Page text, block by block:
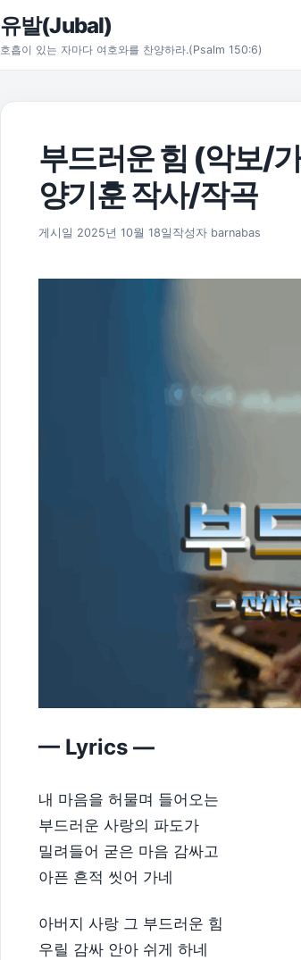
본문으로 건너뛰기
유발(Jubal)
호흡이 있는 자마다 여호와를 찬양하라.(Psalm 150:6)
부드러운 힘 (악보/
양기훈 작사/작곡
게시일 2025년 10월 18일 2025년 11월 17일
작성자 barnabas
— Lyrics —
내 마음을 허물며 들어오는
부드러운 사랑의 파도가
밀려들어 굳은 마음 감싸고
아픈 흔적 씻어 가네
아버지 사랑 그 부드러운 힘
우릴 감싸 안아 쉬게 하네